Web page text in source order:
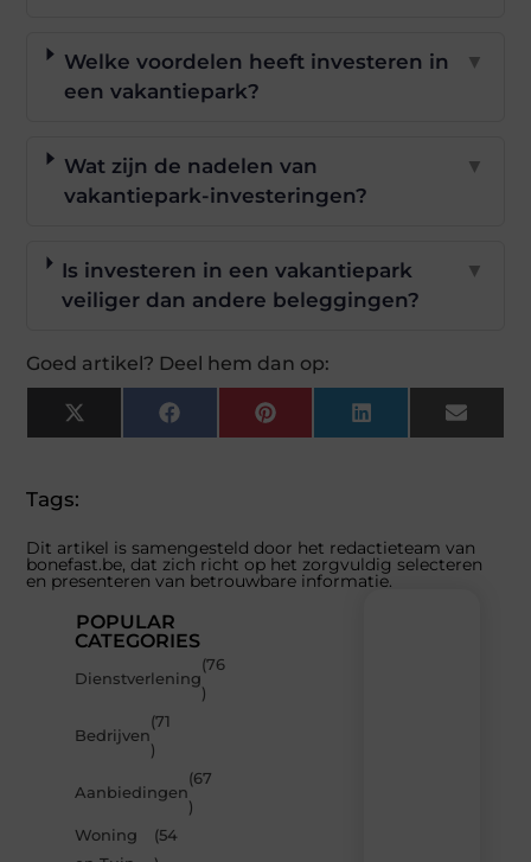
Welke voordelen heeft investeren in
een vakantiepark?
▼
Wat zijn de nadelen van
vakantiepark-investeringen?
▼
Is investeren in een vakantiepark
veiliger dan andere beleggingen?
▼
Goed artikel? Deel hem dan op:
X
(Twitter)
FacebookPinterestLinkedInEmail
Tags:
Dit artikel is samengesteld door het redactieteam van
bonefast.be, dat zich richt op het zorgvuldig selecteren
en presenteren van betrouwbare informatie.
POPULAR
CATEGORIES
Dienstverlening
(76
)
Bedrijven
(71
)
Aanbiedingen
(67
)
Woning
(54